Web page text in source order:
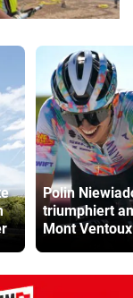
Polin
triumphiert
Mont Ventoux